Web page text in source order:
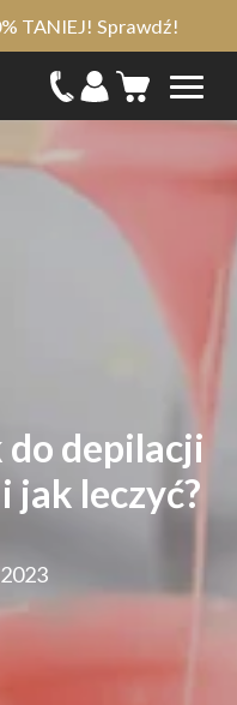
TANIEJ! Sprawdź!
depilacji
jak leczyć?